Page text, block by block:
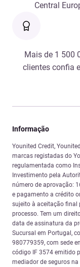
Central
Mais de 1 500
clientes confia
Informação
Younited Credit,
marcas registadas do
regulamentada como
Investimento pela
número de aprovação:
e pagamento a crédito
sujeito à aceitação final
processo. Tem um
data de assinatura da
Sucursal em Portugal,
980779359, com sede
código IF 3574 emitido
mediador de seguros